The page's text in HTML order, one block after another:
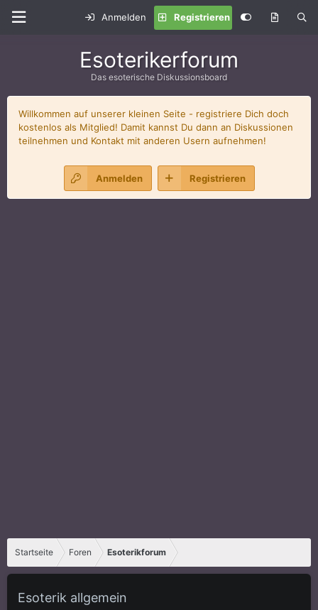
Anmelden Registrieren
Esoterikerforum
Das esoterische Diskussionsboard
Willkommen auf unserer kleinen Seite - registriere Dich doch
kostenlos als Mitglied! Damit kannst Du dann an Diskussionen
teilnehmen und Kontakt mit anderen Usern aufnehmen!
Anmelden Registrieren
Startseite Foren Esoterikforum
Esoterik allgemein